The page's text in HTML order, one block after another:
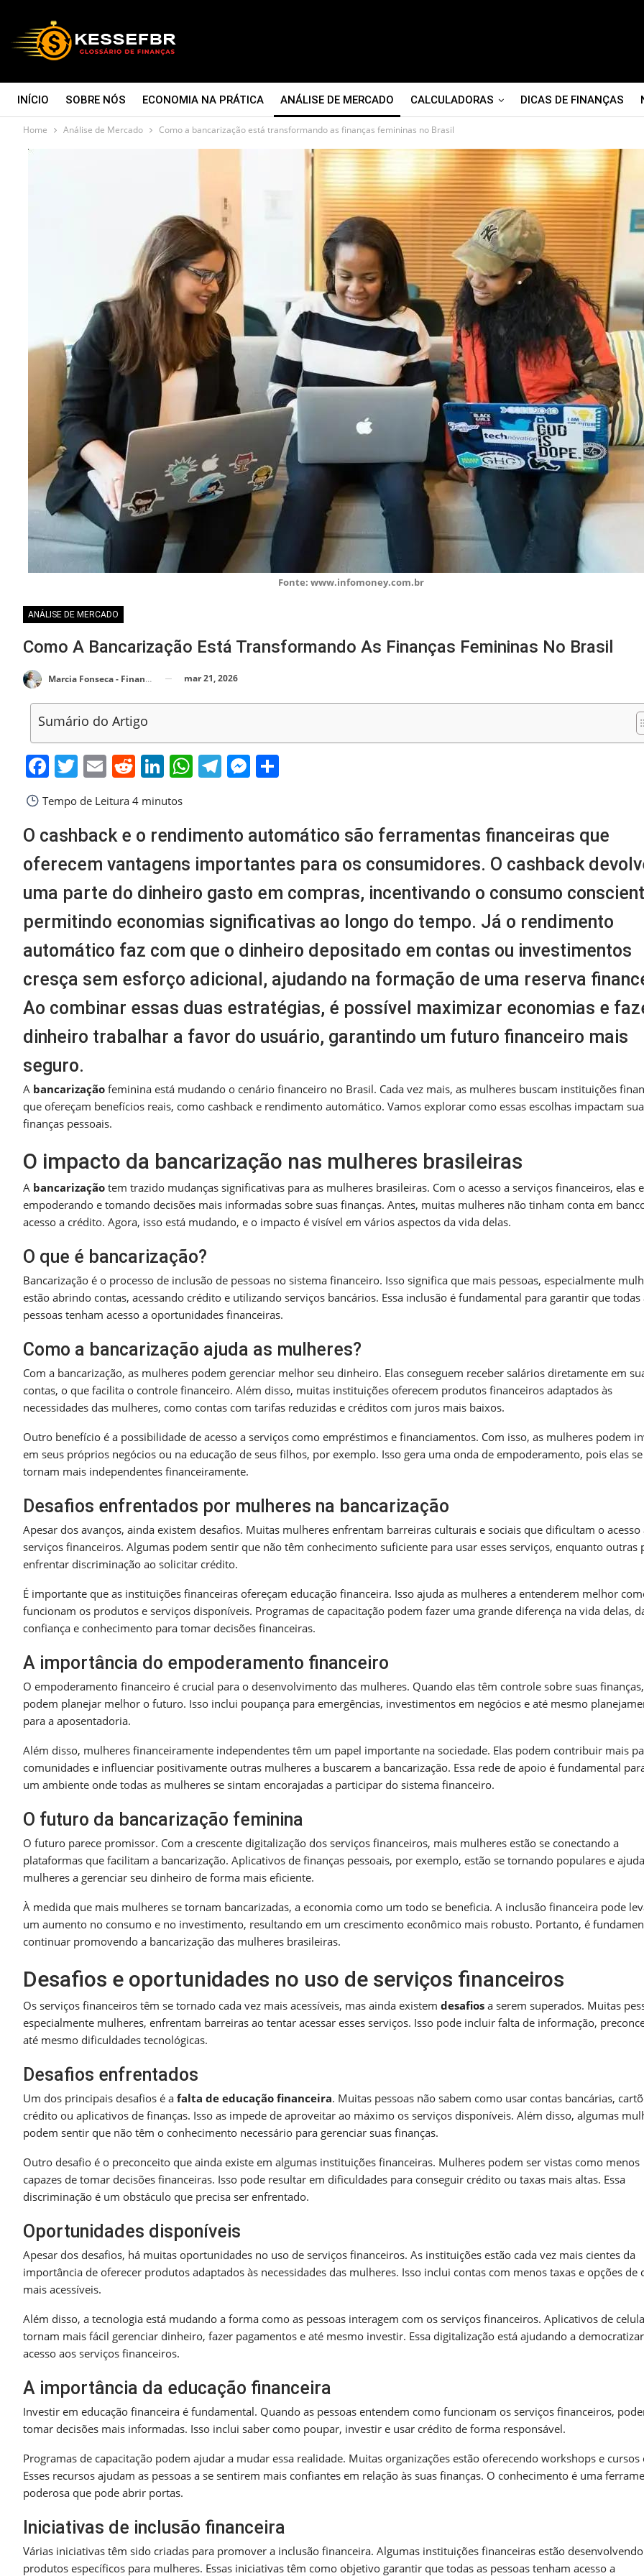
INÍCIO SOBRE NÓS ECONOMIA NA PRÁTICA ANÁLISE DE MERCADO CALCULADORAS DICAS DE FINANÇAS
CONTATO
Home Análise de Mercado Como a bancarização está transformando as finanças femininas no Brasil
Fonte: www.infomoney.com.br
ANÁLISE DE MERCADO
Como A Bancarização Está Transformando As Finanças Femininas No Brasil
Marcia Fonseca - Financial Consultant mar 21, 2026
Sumário do Artigo
Facebook
Twitter
EmailReddit
LinkedIn
WhatsApp
Telegram
Messenger
Tempo de Leitura 4 minutos
O cashback e o rendimento automático são ferramentas financeiras que
oferecem vantagens importantes para os consumidores. O cashback
uma parte do dinheiro gasto em compras, incentivando o consumo
permitindo economias significativas ao longo do tempo. Já o rendimento
automático faz com que o dinheiro depositado em contas ou investimentos
cresça sem esforço adicional, ajudando na formação de uma reserva
Ao combinar essas duas estratégias, é possível maximizar economias e
dinheiro trabalhar a favor do usuário, garantindo um futuro financeiro mais
seguro.
A bancarização feminina está mudando o cenário financeiro no Brasil. Cada vez mais, as mulheres buscam instituições
que ofereçam benefícios reais, como cashback e rendimento automático. Vamos explorar como essas escolhas impactam
finanças pessoais.
O impacto da bancarização nas mulheres brasileiras
A bancarização tem trazido mudanças significativas para as mulheres brasileiras. Com o acesso a serviços financeiros, elas
empoderando e tomando decisões mais informadas sobre suas finanças. Antes, muitas mulheres não tinham conta em
acesso a crédito. Agora, isso está mudando, e o impacto é visível em vários aspectos da vida delas.
O que é bancarização?
Bancarização é o processo de inclusão de pessoas no sistema financeiro. Isso significa que mais pessoas, especialmente
estão abrindo contas, acessando crédito e utilizando serviços bancários. Essa inclusão é fundamental para garantir que todas
pessoas tenham acesso a oportunidades financeiras.
Como a bancarização ajuda as mulheres?
Com a bancarização, as mulheres podem gerenciar melhor seu dinheiro. Elas conseguem receber salários diretamente em
contas, o que facilita o controle financeiro. Além disso, muitas instituições oferecem produtos financeiros adaptados às
necessidades das mulheres, como contas com tarifas reduzidas e créditos com juros mais baixos.
Outro benefício é a possibilidade de acesso a serviços como empréstimos e financiamentos. Com isso, as mulheres podem
em seus próprios negócios ou na educação de seus filhos, por exemplo. Isso gera uma onda de empoderamento, pois elas se
tornam mais independentes financeiramente.
Desafios enfrentados por mulheres na bancarização
Apesar dos avanços, ainda existem desafios. Muitas mulheres enfrentam barreiras culturais e sociais que dificultam o acesso
serviços financeiros. Algumas podem sentir que não têm conhecimento suficiente para usar esses serviços, enquanto outras
enfrentar discriminação ao solicitar crédito.
É importante que as instituições financeiras ofereçam educação financeira. Isso ajuda as mulheres a entenderem melhor
funcionam os produtos e serviços disponíveis. Programas de capacitação podem fazer uma grande diferença na vida delas,
confiança e conhecimento para tomar decisões financeiras.
A importância do empoderamento financeiro
O empoderamento financeiro é crucial para o desenvolvimento das mulheres. Quando elas têm controle sobre suas finanças,
podem planejar melhor o futuro. Isso inclui poupança para emergências, investimentos em negócios e até mesmo
para a aposentadoria.
Além disso, mulheres financeiramente independentes têm um papel importante na sociedade. Elas podem contribuir mais
comunidades e influenciar positivamente outras mulheres a buscarem a bancarização. Essa rede de apoio é fundamental
um ambiente onde todas as mulheres se sintam encorajadas a participar do sistema financeiro.
O futuro da bancarização feminina
O futuro parece promissor. Com a crescente digitalização dos serviços financeiros, mais mulheres estão se conectando a
plataformas que facilitam a bancarização. Aplicativos de finanças pessoais, por exemplo, estão se tornando populares e
mulheres a gerenciar seu dinheiro de forma mais eficiente.
À medida que mais mulheres se tornam bancarizadas, a economia como um todo se beneficia. A inclusão financeira pode
um aumento no consumo e no investimento, resultando em um crescimento econômico mais robusto. Portanto, é
continuar promovendo a bancarização das mulheres brasileiras.
Desafios e oportunidades no uso de serviços financeiros
Os serviços financeiros têm se tornado cada vez mais acessíveis, mas ainda existem desafios a serem superados. Muitas
especialmente mulheres, enfrentam barreiras ao tentar acessar esses serviços. Isso pode incluir falta de informação,
até mesmo dificuldades tecnológicas.
Desafios enfrentados
Um dos principais desafios é a falta de educação financeira. Muitas pessoas não sabem como usar contas bancárias,
crédito ou aplicativos de finanças. Isso as impede de aproveitar ao máximo os serviços disponíveis. Além disso, algumas
podem sentir que não têm o conhecimento necessário para gerenciar suas finanças.
Outro desafio é o preconceito que ainda existe em algumas instituições financeiras. Mulheres podem ser vistas como menos
capazes de tomar decisões financeiras. Isso pode resultar em dificuldades para conseguir crédito ou taxas mais altas. Essa
discriminação é um obstáculo que precisa ser enfrentado.
Oportunidades disponíveis
Apesar dos desafios, há muitas oportunidades no uso de serviços financeiros. As instituições estão cada vez mais cientes da
importância de oferecer produtos adaptados às necessidades das mulheres. Isso inclui contas com menos taxas e opções de
mais acessíveis.
Além disso, a tecnologia está mudando a forma como as pessoas interagem com os serviços financeiros. Aplicativos de
tornam mais fácil gerenciar dinheiro, fazer pagamentos e até mesmo investir. Essa digitalização está ajudando a
acesso aos serviços financeiros.
A importância da educação financeira
Investir em educação financeira é fundamental. Quando as pessoas entendem como funcionam os serviços financeiros,
tomar decisões mais informadas. Isso inclui saber como poupar, investir e usar crédito de forma responsável.
Programas de capacitação podem ajudar a mudar essa realidade. Muitas organizações estão oferecendo workshops e cursos
Esses recursos ajudam as pessoas a se sentirem mais confiantes em relação às suas finanças. O conhecimento é uma
poderosa que pode abrir portas.
Iniciativas de inclusão financeira
Várias iniciativas têm sido criadas para promover a inclusão financeira. Algumas instituições financeiras estão desenvolvendo
produtos específicos para mulheres. Essas iniciativas têm como objetivo garantir que todas as pessoas tenham acesso a